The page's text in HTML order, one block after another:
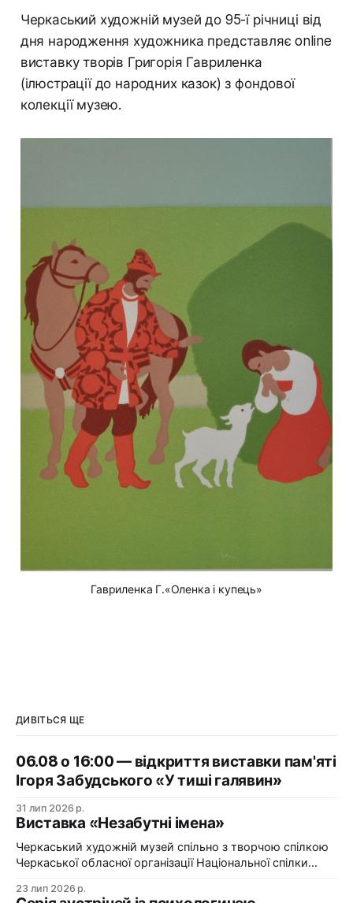
Черкаський художній музей до 95-ї річниці від
дня народження художника представляє online
виставку творів Григорія Гавриленка
(ілюстрації до народних казок) з фондової
колекції музею.
Гавриленка Г.«Оленка і купець»
ДИВІТЬСЯ ЩЕ
06.08 о 16:00 — відкриття виставки пам'яті
Ігоря Забудського «У тиші галявин»
31 лип 2026 р.
Виставка «Незабутні імена»
Черкаський художній музей спільно з творчою спілкою
Черкаської обласної організації Національної спілки
імена». Виставка «Незабутні імена» — це мистецька
23 лип 2026 р.